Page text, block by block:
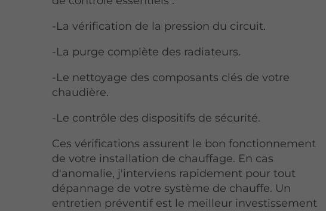
-La vérification de la pression du circuit.
-La purge complète des radiateurs.
-Le nettoyage des composants clés de votre
chaudière.
-Le contrôle des dispositifs de sécurité.
Ces vérifications assurent le bon fonctionnement
de votre installation de chauffage. En cas
d'anomalie, j'interviens rapidement pour tout
dépannage de votre système de chauffe. Un
entretien préventif est le meilleur investissement